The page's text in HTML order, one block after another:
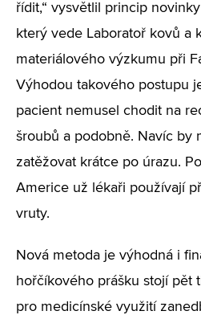
řídit,“ vysvětlil princip
který vede Laboratoř kovů a
materiálového výzkumu při
Výhodou takového postupu
pacient nemusel chodit na
šroubů a podobně. Navíc by
zatěžovat krátce po úrazu.
Americe už lékaři používají
vruty.
Nová metoda je výhodná i
hořčíkového prášku stojí pět
pro medicínské využití